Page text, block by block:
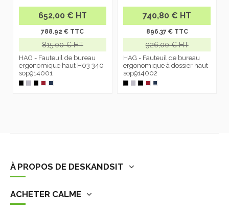
652,00 € HT
788.92 € TTC
815,00 € HT
HAG - Fauteuil de bureau
ergonomique haut H03 340
sop914001
740,80 € HT
896.37 € TTC
926,00 € HT
HAG - Fauteuil de bureau
ergonomique à dossier haut
sop914002
À PROPOS DE DESKANDSIT
ACHETER CALME